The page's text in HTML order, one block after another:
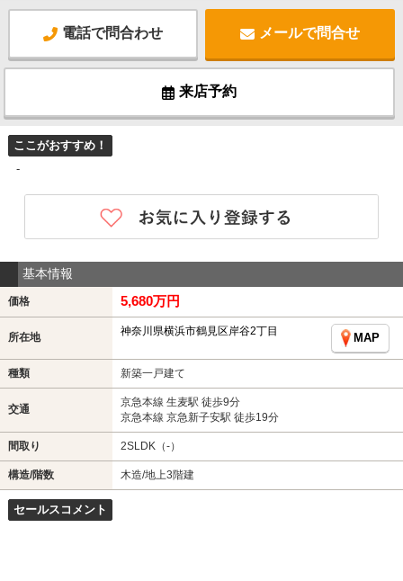
電話で問合わせ メールで問合せ
来店予約
ここがおすすめ！
-
基本情報
価格 5,680万円
所在地 神奈川県横浜市鶴見区岸谷2丁目
MAP
種類 新築一戸建て
交通
京急本線 生麦駅 徒歩9分
京急本線 京急新子安駅 徒歩19分
間取り 2SLDK（-）
構造/階数 木造/地上3階建
セールスコメント